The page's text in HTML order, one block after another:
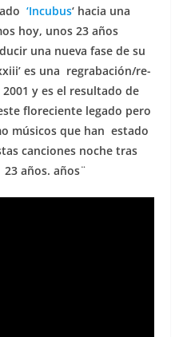
‘Incubus‘ hacia una
hoy, unos 23 años
una nueva fase de su
es una regrabación/re-
y es el resultado de
floreciente legado pero
músicos que han estado
canciones noche tras
años. años¨